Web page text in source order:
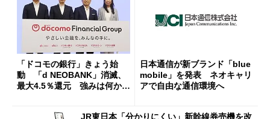
「ドコモの銀行」きょう始
動 「d NEOBANK」消滅、
最大4.5％還元 強みは何か解
日本通信が新ブランド「blue
mobile」を発表 ネオキャリ
アで自由な通信環境へ
JR東日本「分かりにくい」新幹線券売機を改